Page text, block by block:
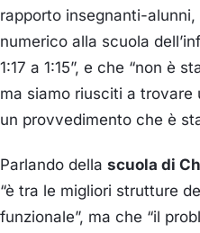
rapporto insegnanti-
numerico alla scuola
1:17 a 1:15”, e che “non è
ma siamo riusciti a trovare
un provvedimento che è
Parlando della scuola di
“è tra le migliori strutture
funzionale”, ma che “il